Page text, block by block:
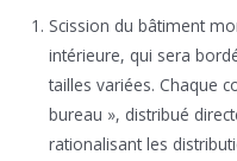
Scission du bâtiment
intérieure, qui sera
tailles variées. Chaque
bureau », distribué
rationalisant les